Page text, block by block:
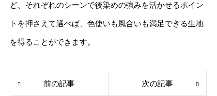
ど、それぞれのシーンで後染めの強みを活かせるポイン
トを押さえて選べば、色使いも風合いも満足できる生地
を得ることができます。
前の記事 次の記事